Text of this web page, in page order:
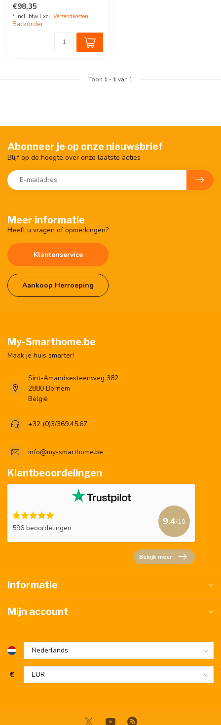
€98,35
* Incl. btw Excl. Verzendkosten
Backorder
Toon 1 - 1van 1
Meer informatie
Heeft u vragen of opmerkingen?
Klantenservice
Aankoop Herroeping
Abonneer je op onze nieuwsbrief
Blijf op de hoogte over onze laatste acties
My-Smarthome.be
Maak je huis smarter!
Sint-Amandsesteenweg 382
2880 Bornem
België
+32 (0)3/369.45.67
info@my-smarthome.be
Klantbeoordelingen
596 beoordelingen
9.4/10
Bekijk meer
Informatie
Mijn account
€